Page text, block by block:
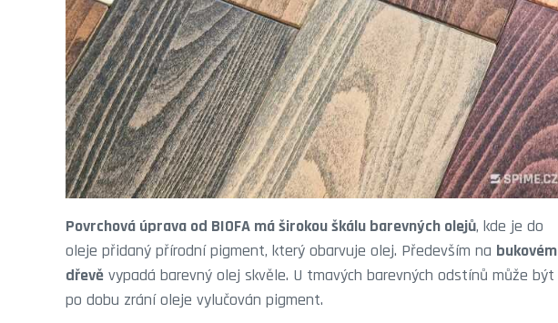
Povrchová úprava od BIOFA má širokou škálu barevných olejů, kde je do
oleje přidaný přírodní pigment, který obarvuje olej. Především na bukovém
dřevě vypadá barevný olej skvěle. U tmavých barevných odstínů může být
po dobu zrání oleje vylučován pigment.